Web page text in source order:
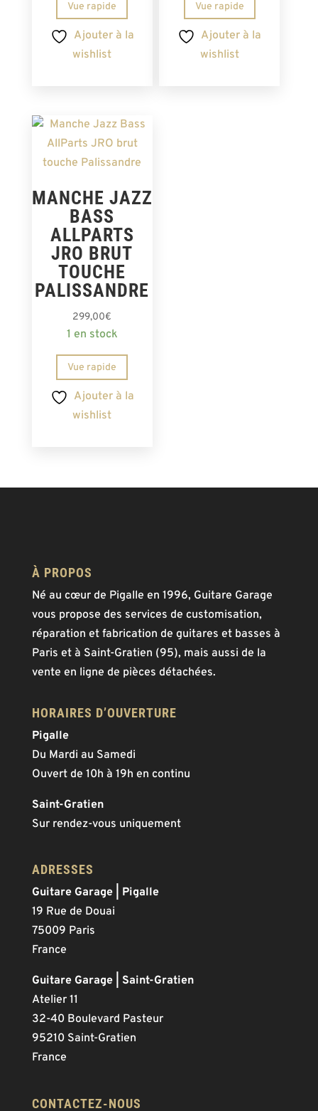
Vue rapide
Ajouter à la
wishlist
Vue rapide
Ajouter à la
wishlist
MANCHE JAZZ
BASS
ALLPARTS
JRO BRUT
TOUCHE
PALISSANDRE
299,00€
1 en stock
Vue rapide
Ajouter à la
wishlist
À PROPOS
Né au cœur de Pigalle en 1996, Guitare Garage
vous propose des services de customisation,
réparation et fabrication de guitares et basses à
Paris et à Saint-Gratien (95), mais aussi de la
vente en ligne de pièces détachées.
HORAIRES D’OUVERTURE
Pigalle
Du Mardi au Samedi
Ouvert de 10h à 19h en continu
Saint-Gratien
Sur rendez-vous uniquement
ADRESSES
Guitare Garage | Pigalle
19 Rue de Douai
75009 Paris
France
Guitare Garage | Saint-Gratien
Atelier 11
32-40 Boulevard Pasteur
95210 Saint-Gratien
France
CONTACTEZ-NOUS